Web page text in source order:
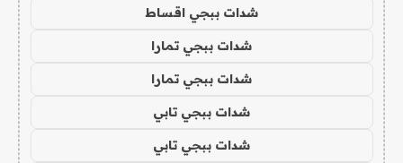
شدات ببجي اقساط
شدات ببجي تمارا
شدات ببجي تمارا
شدات ببجي تابي
شدات ببجي تابي